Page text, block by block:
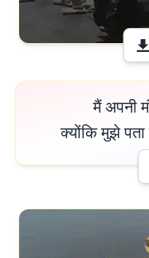
मैं अपनी मंजिल के पीछे पागल हूँ,
क्योंकि मुझे